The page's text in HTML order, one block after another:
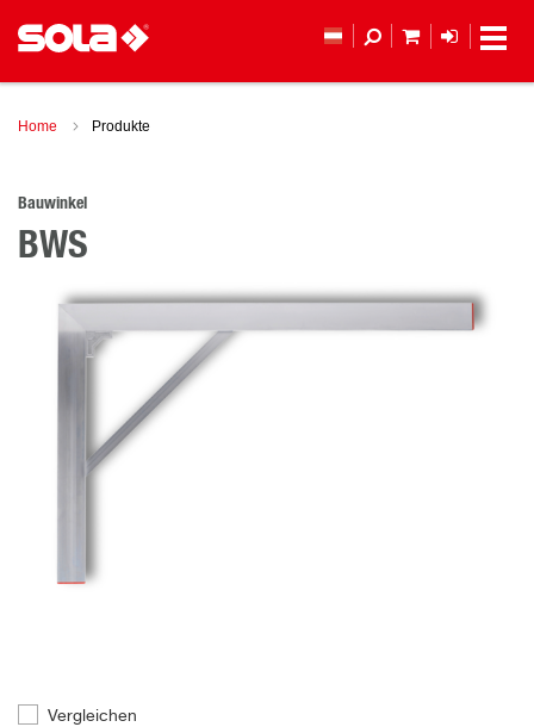
Home Produkte
Bauwinkel
BWS
Vergleichen
MEIN